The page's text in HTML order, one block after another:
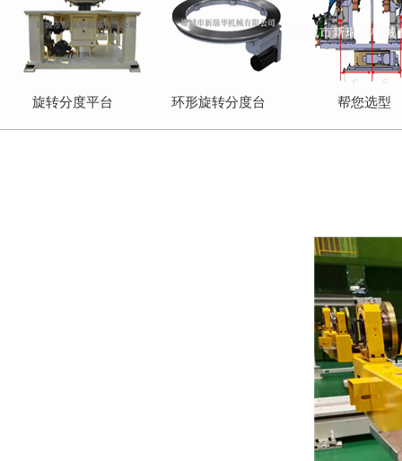
旋转分度平台 环形旋转分度台 帮您选型